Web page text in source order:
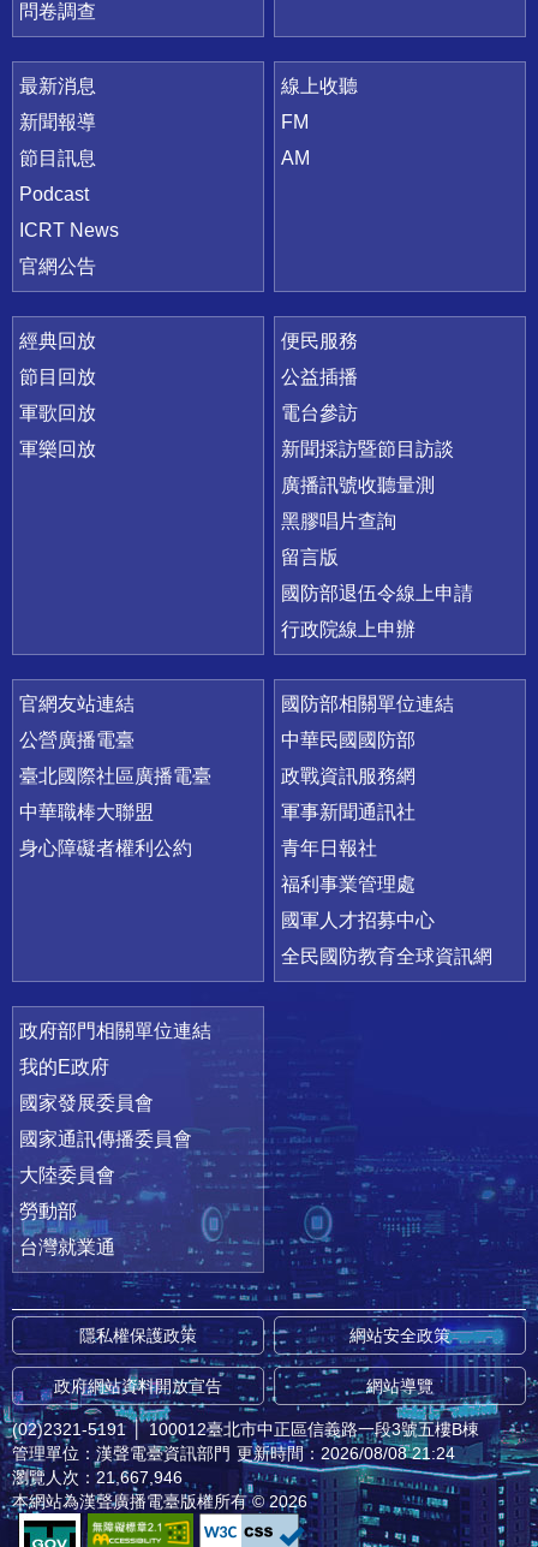
問卷調查
最新消息
新聞報導
節目訊息
Podcast
ICRT News
官網公告
線上收聽
FM
AM
經典回放
節目回放
軍歌回放
軍樂回放
便民服務
公益插播
電台參訪
新聞採訪暨節目訪談
廣播訊號收聽量測
黑膠唱片查詢
留言版
國防部退伍令線上申請
行政院線上申辦
官網友站連結
公營廣播電臺
臺北國際社區廣播電臺
中華職棒大聯盟
身心障礙者權利公約
國防部相關單位連結
中華民國國防部
政戰資訊服務網
軍事新聞通訊社
青年日報社
福利事業管理處
國軍人才招募中心
全民國防教育全球資訊網
政府部門相關單位連結
我的E政府
國家發展委員會
國家通訊傳播委員會
大陸委員會
勞動部
台灣就業通
隱私權保護政策 網站安全政策
政府網站資料開放宣告 網站導覽
(02)2321-5191 │ 100012臺北市中正區信義路一段3號五樓B棟
管理單位：漢聲電臺資訊部門 更新時間：2026/08/08 21:24
瀏覽人次：21,667,946
本網站為漢聲廣播電臺版權所有 © 2026